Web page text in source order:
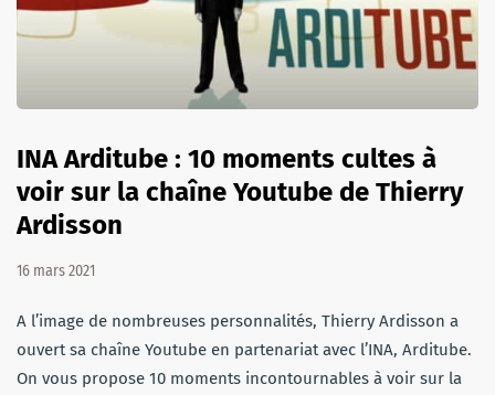
INA Arditube : 10 moments cultes à
voir sur la chaîne Youtube de Thierry
Ardisson
16 mars 2021
A l’image de nombreuses personnalités, Thierry Ardisson a
ouvert sa chaîne Youtube en partenariat avec l’INA, Arditube.
On vous propose 10 moments incontournables à voir sur la